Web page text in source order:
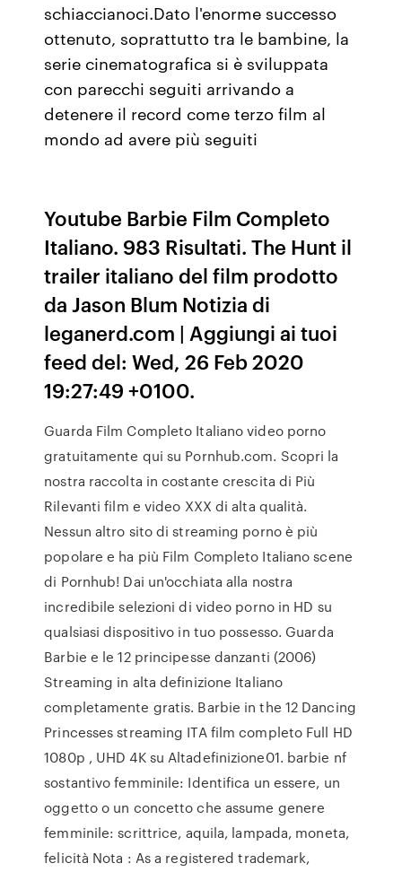
schiaccianoci.Dato l'enorme successo
ottenuto, soprattutto tra le bambine, la
serie cinematografica si è sviluppata
con parecchi seguiti arrivando a
detenere il record come terzo film al
mondo ad avere più seguiti
Youtube Barbie Film Completo
Italiano. 983 Risultati. The Hunt il
trailer italiano del film prodotto
da Jason Blum Notizia di
leganerd.com | Aggiungi ai tuoi
feed del: Wed, 26 Feb 2020
19:27:49 +0100.
Guarda Film Completo Italiano video porno
gratuitamente qui su Pornhub.com. Scopri la
nostra raccolta in costante crescita di Più
Rilevanti film e video XXX di alta qualità.
Nessun altro sito di streaming porno è più
popolare e ha più Film Completo Italiano scene
di Pornhub! Dai un'occhiata alla nostra
incredibile selezioni di video porno in HD su
qualsiasi dispositivo in tuo possesso. Guarda
Barbie e le 12 principesse danzanti (2006)
Streaming in alta definizione Italiano
completamente gratis. Barbie in the 12 Dancing
Princesses streaming ITA film completo Full HD
1080p , UHD 4K su Altadefinizione01. barbie nf
sostantivo femminile: Identifica un essere, un
oggetto o un concetto che assume genere
femminile: scrittrice, aquila, lampada, moneta,
felicità Nota : As a registered trademark,